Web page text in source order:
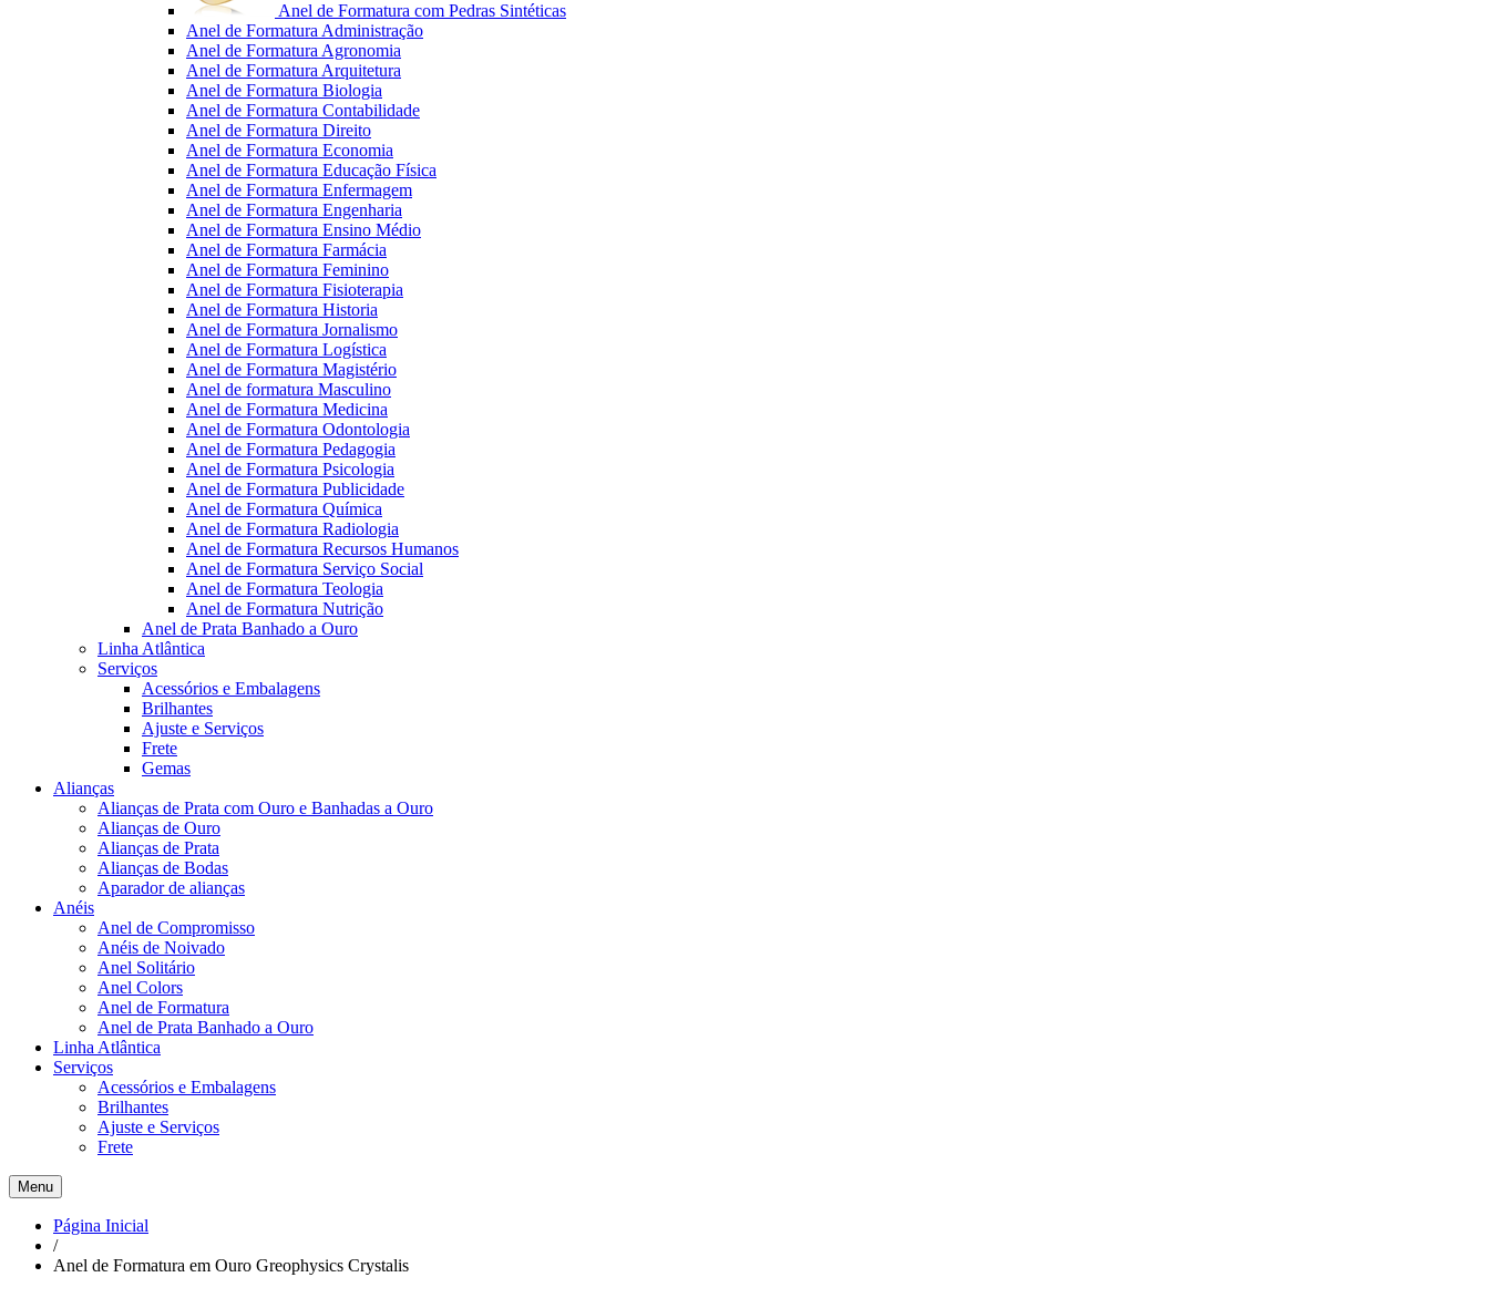
Anel de Formatura com Pedras Sintéticas
Anel de Formatura Administração
Anel de Formatura Agronomia
Anel de Formatura Arquitetura
Anel de Formatura Biologia
Anel de Formatura Contabilidade
Anel de Formatura Direito
Anel de Formatura Economia
Anel de Formatura Educação Física
Anel de Formatura Enfermagem
Anel de Formatura Engenharia
Anel de Formatura Ensino Médio
Anel de Formatura Farmácia
Anel de Formatura Feminino
Anel de Formatura Fisioterapia
Anel de Formatura Historia
Anel de Formatura Jornalismo
Anel de Formatura Logística
Anel de Formatura Magistério
Anel de formatura Masculino
Anel de Formatura Medicina
Anel de Formatura Odontologia
Anel de Formatura Pedagogia
Anel de Formatura Psicologia
Anel de Formatura Publicidade
Anel de Formatura Química
Anel de Formatura Radiologia
Anel de Formatura Recursos Humanos
Anel de Formatura Serviço Social
Anel de Formatura Teologia
Anel de Formatura Nutrição
Anel de Prata Banhado a Ouro
Linha Atlântica
Serviços
Acessórios e Embalagens
Brilhantes
Ajuste e Serviços
Frete
Gemas
Alianças
Alianças de Prata com Ouro e Banhadas a Ouro
Alianças de Ouro
Alianças de Prata
Alianças de Bodas
Aparador de alianças
Anéis
Anel de Compromisso
Anéis de Noivado
Anel Solitário
Anel Colors
Anel de Formatura
Anel de Prata Banhado a Ouro
Linha Atlântica
Serviços
Acessórios e Embalagens
Brilhantes
Ajuste e Serviços
Frete
Menu
Página Inicial
/
Anel de Formatura em Ouro Greophysics Crystalis